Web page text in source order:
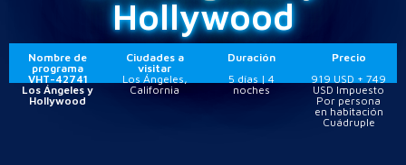
Hollywood
Nombre de
programa
Ciudades a
visitar
Duración
Precio
VHT-42741
Los Ángeles y
Hollywood
Los Ángeles,
California
5 días | 4
noches
919 USD + 749
USD Impuesto
Por persona
en habitación
Cuádruple